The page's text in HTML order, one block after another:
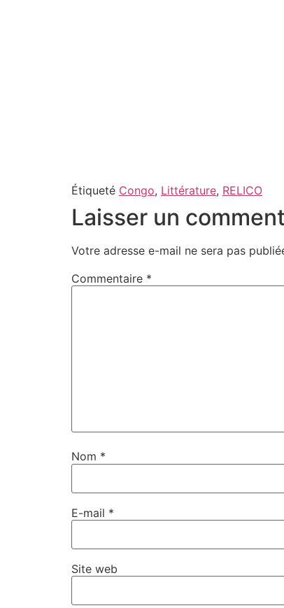
Étiqueté Congo, Littérature, RELICO
Laisser un
Votre adresse e-mail ne sera pas
Commentaire *
Nom *
E-mail *
Site web